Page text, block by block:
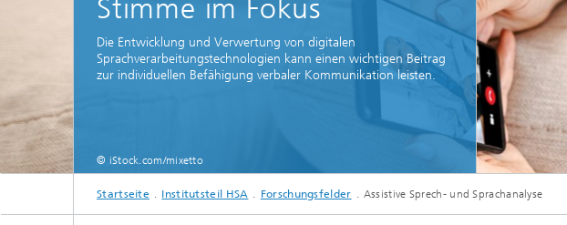
Individuelle Klangqualität und gute
Sprachverständlichkeit
Stimme im Fokus
Die Entwicklung und Verwertung von digitalen
Sprachverarbeitungstechnologien kann einen wichtigen Beitrag
zur individuellen Befähigung verbaler Kommunikation leisten.
© iStock.com/mixetto
Startseite Institutsteil HSA Forschungsfelder Assistive Sprech- und Sprachanalyse